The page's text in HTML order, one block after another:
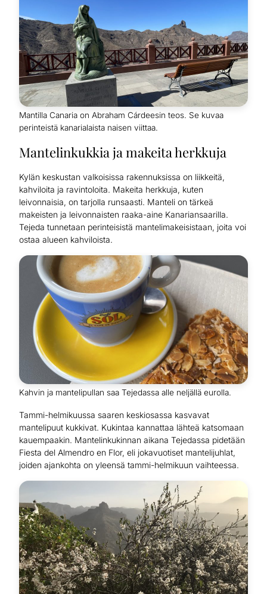
Mantilla Canaria on Abraham Cárdeesin teos. Se kuvaa
perinteistä kanarialaista naisen viittaa.
Mantelinkukkia ja makeita herkkuja
Kylän keskustan valkoisissa rakennuksissa on liikkeitä,
kahviloita ja ravintoloita. Makeita herkkuja, kuten
leivonnaisia, on tarjolla runsaasti. Manteli on tärkeä
makeisten ja leivonnaisten raaka-aine Kanariansaarilla.
Tejeda tunnetaan perinteisistä mantelimakeisistaan, joita voi
ostaa alueen kahviloista.
Kahvin ja mantelipullan saa Tejedassa alle neljällä eurolla.
Tammi-helmikuussa saaren keskiosassa kasvavat
mantelipuut kukkivat. Kukintaa kannattaa lähteä katsomaan
kauempaakin. Mantelinkukinnan aikana Tejedassa pidetään
Fiesta del Almendro en Flor, eli jokavuotiset mantelijuhlat,
joiden ajankohta on yleensä tammi-helmikuun vaihteessa.